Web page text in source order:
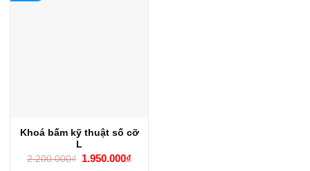
Khoá bấm kỹ thuật số cỡ
L
2.200.000₫ Giá
1.950.000₫